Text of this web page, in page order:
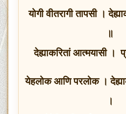
योगी वीतरागी तापसी ।
॥
देह्याकरितां आत्मयासी
येहलोक आणि परलोक ।
।